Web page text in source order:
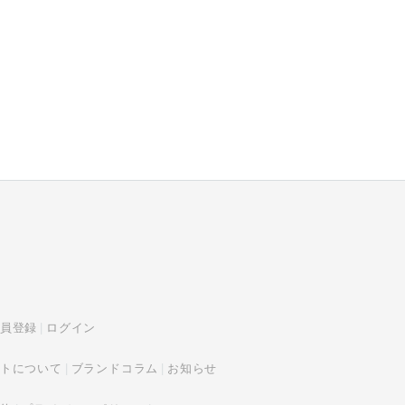
登録 ログイン
について ブランドコラム お知らせ